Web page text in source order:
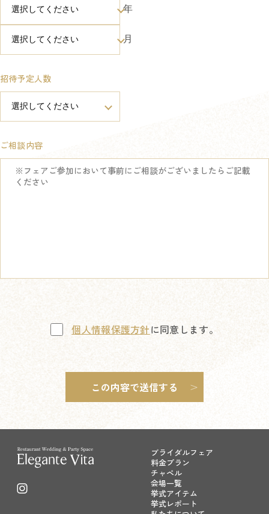
年
月
招待予定人数
ご相談内容
個人情報保護方針に同意します。
ブライダルフェア
料金プラン
チャペル
会場一覧
挙式アイテム
挙式レポート